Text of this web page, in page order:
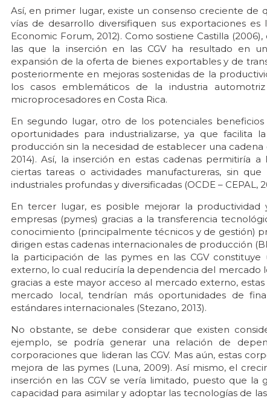
Así, en primer lugar, existe un consenso creciente de
vías de desarrollo diversifiquen sus exportaciones
Economic Forum, 2012). Como sostiene Castilla
las que la inserción en las CGV ha resultado en
expansión de la oferta de bienes exportables y de
posteriormente en mejoras sostenidas de la
los casos emblemáticos de la industria
microprocesadores en Costa Rica.
En segundo lugar, otro de los potenciales
oportunidades para industrializarse, ya que facilita
producción sin la necesidad de establecer una
2014). Así, la inserción en estas cadenas permitiría
ciertas tareas o actividades manufactureras, sin
industriales profundas y diversificadas (OCDE – CEPAL,
En tercer lugar, es posible mejorar la
empresas (pymes) gracias a la transferencia
conocimiento (principalmente técnicos y de gestión)
dirigen estas cadenas internacionales de producción
la participación de las pymes en las CGV
externo, lo cual reduciría la dependencia del mercado
gracias a este mayor acceso al mercado externo,
mercado local, tendrían más oportunidades de
estándares internacionales (Stezano, 2013).
No obstante, se debe considerar que existen
ejemplo, se podría generar una relación de
corporaciones que lideran las CGV. Mas aún, estas
mejora de las pymes (Luna, 2009). Así mismo, el
inserción en las CGV se vería limitado, puesto que
capacidad para asimilar y adoptar las tecnologías de